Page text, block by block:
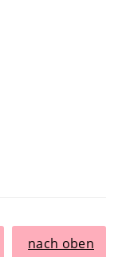
nach oben